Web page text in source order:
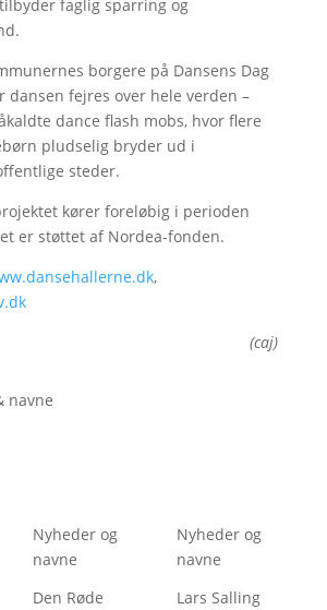
faglig sparring og
borgere på Dansens Dag
dansen fejres over hele verden –
dance flash mobs, hvor flere
pludselig bryder ud i
steder.
kører foreløbig i perioden
er støttet af Nordea-fonden.
,
(caj)
navne
Nyheder og
navne
Den Røde
Nyheder og
navne
Lars Salling